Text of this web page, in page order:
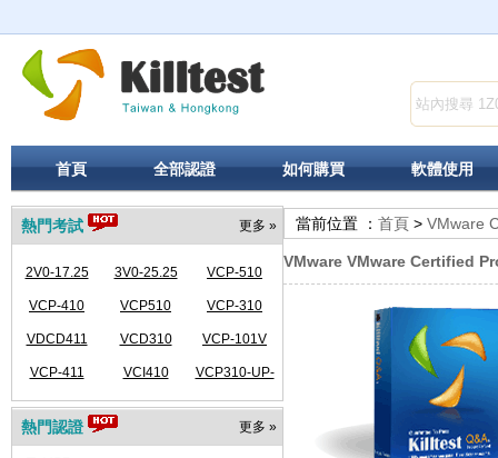
首頁 全部認證 如何購買 軟體使用
更多 »
熱門考試
2V0-17.25 3V0-25.25 VCP-510
VCP-410 VCP510 VCP-310
VDCD411 VCD310 VCP-101V
VCP-411 VCI410 VCP310-UP-
VCP410
更多 »
熱門認證
當前位置 ： 首頁 > VMware
VMware VMware Certified